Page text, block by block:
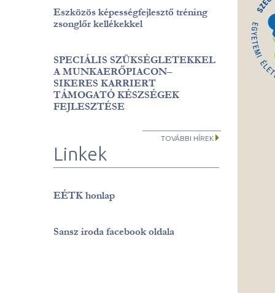
Eszközös képességfejlesztő tréning
zsonglőr kellékekkel
SPECIÁLIS SZÜKSÉGLETEKKEL
A MUNKAERŐPIACON–
SIKERES KARRIERT
TÁMOGATÓ KÉSZSÉGEK
FEJLESZTÉSE
TOVÁBBI HÍREK
Linkek
EÉTK honlap
Sansz iroda facebook oldala